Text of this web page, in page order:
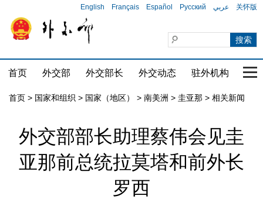
English Français Español Русский عربي 关怀版
首页 外交部 外交部长 外交动态 驻外机构 国
首页 > 国家和组织 > 国家（地区） > 南美洲 > 圭亚那 > 相关新闻
外交部部长助理蔡伟会见圭
亚那前总统拉莫塔和前外长
罗西